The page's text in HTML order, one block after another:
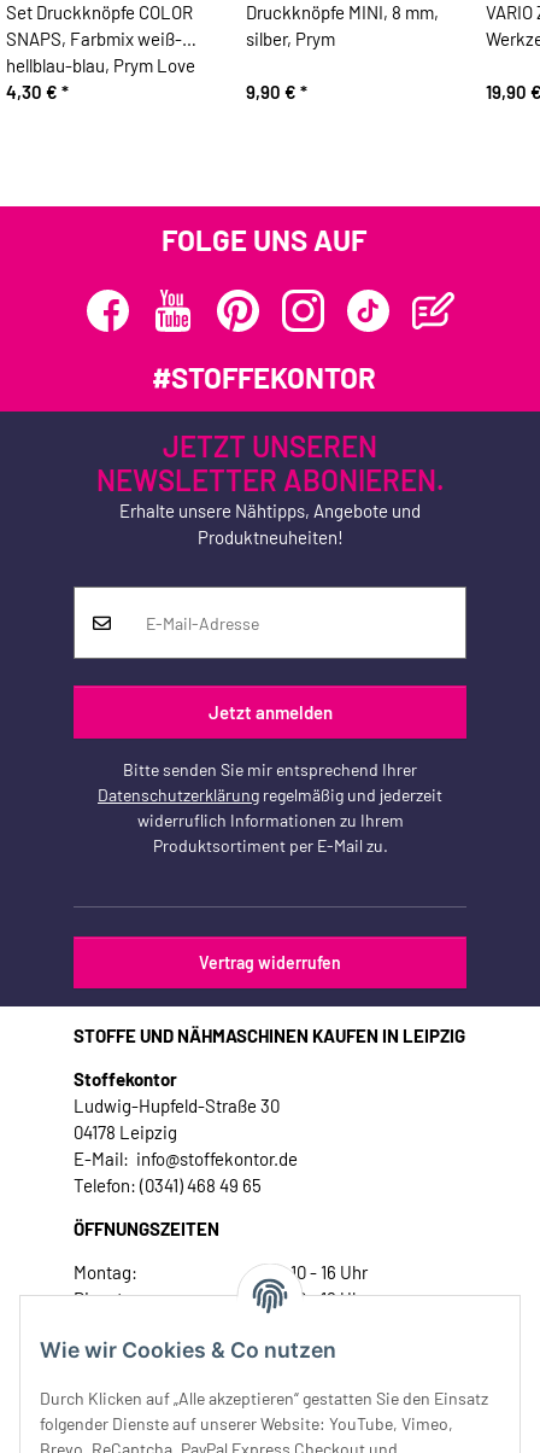
Wie wir Cookies & Co nutzen
Durch Klicken auf „Alle akzeptieren“ gestatten Sie den Einsatz
folgender Dienste auf unserer Website: YouTube, Vimeo,
Set Druckknöpfe COLOR
SNAPS, Farbmix weiß-
hellblau-blau, Prym Love
4,30 € *
Druckknöpfe MINI, 8 mm,
silber, Prym
9,90 € * 19,90
FOLGE UNS AUF
#STOFFEKONTOR
JETZT UNSEREN
NEWSLETTER ABONIEREN.
Erhalte unsere Nähtipps, Angebote und
Produktneuheiten!
Jetzt anmelden
Bitte senden Sie mir entsprechend Ihrer
Datenschutzerklärung regelmäßig und jederzeit
widerruflich Informationen zu Ihrem
Produktsortiment per E-Mail zu.
Vertrag widerrufen
STOFFE UND NÄHMASCHINEN KAUFEN IN LEIPZIG
Stoffekontor
Ludwig-Hupfeld-Straße 30
04178 Leipzig
E-Mail: info@stoffekontor.de
Telefon: (0341) 468 49 65
ÖFFNUNGSZEITEN
Montag:
10 - 16 Uhr
Dienstag:
10 - 16 Uhr
Donnerstag:
10 - 18 Uhr
Samstag:
10 - 14 Uhr